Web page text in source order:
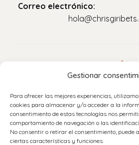
Gestionar
Para ofrecer las mejores experiencias,
cookies para almacenar y/o acceder a la
consentimiento de estas tecnologías nos
comportamiento de navegación o las
No consentir o retirar el consentimiento, puede
ciertas características y funciones.
Correo electrónico:
Legal
Política de
Accesibilidad
Política de cookies